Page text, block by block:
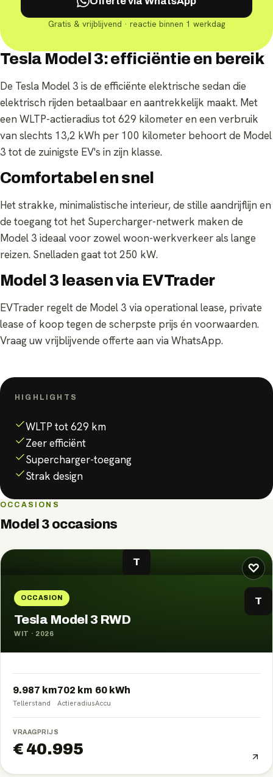
Gratis & vrijblijvend · reactie binnen 1 werkdag
Tesla Model 3: efficiëntie en bereik
De Tesla Model 3 is de efficiënte elektrische sedan die
elektrisch rijden betaalbaar en aantrekkelijk maakt. Met
een WLTP-actieradius tot 629 kilometer en een verbruik
van slechts 13,2 kWh per 100 kilometer behoort de Model
3 tot de zuinigste EV's in zijn klasse.
Comfortabel en snel
Het strakke, minimalistische interieur, de stille aandrijflijn en
de toegang tot het Supercharger-netwerk maken de
Model 3 ideaal voor zowel woon-werkverkeer als lange
reizen. Snelladen gaat tot 250 kW.
Model 3 leasen via EVTrader
EVTrader regelt de Model 3 via operational lease, private
lease of koop tegen de scherpste prijs én voorwaarden.
Vraag uw vrijblijvende offerte aan via WhatsApp.
HIGHLIGHTS
WLTP tot 629 km
Zeer efficiënt
Supercharger-toegang
Strak design
OCCASIONS
Model 3 occasions
♡
T
OCCASION T
Tesla Model 3 RWD
WIT · 2026
9.987 km
Tellerstand
702 km
Actieradius
60 kWh
Accu
VRAAGPRIJS
€ 40.995